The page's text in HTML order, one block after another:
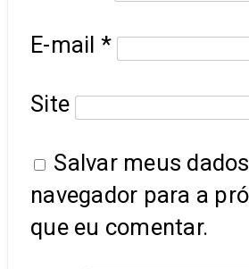
E-mail *
Site
Salvar meus
navegador para a
que eu comentar.